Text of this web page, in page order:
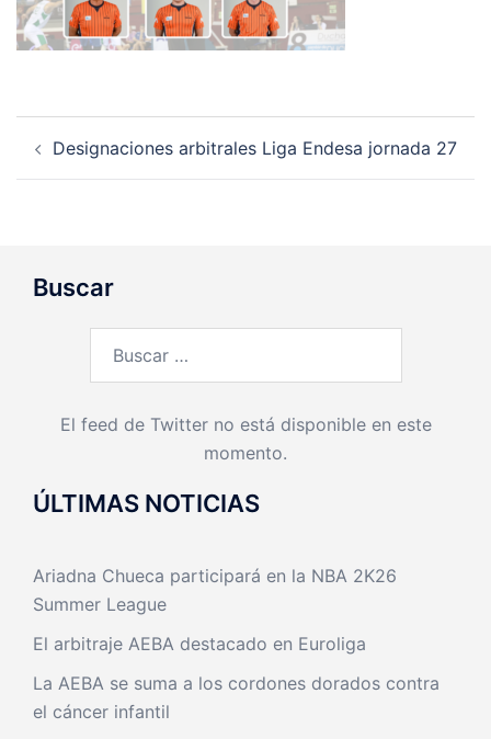
de Designaciones arbitrales Liga Endesa jornada 27
Buscar
El feed de Twitter no está disponible en este
momento.
ÚLTIMAS NOTICIAS
Ariadna Chueca participará en la NBA 2K26
Summer League
El arbitraje AEBA destacado en Euroliga
La AEBA se suma a los cordones dorados contra
el cáncer infantil